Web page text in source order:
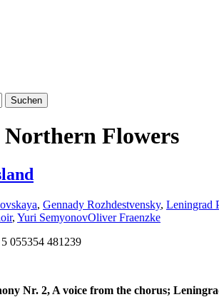
Flowers
, Gennady Rozhdestvensky, Leningrad
, Yuri SemyonovOliver Fraenzke
055354 481239
Nr. 2, A voice from the chorus;